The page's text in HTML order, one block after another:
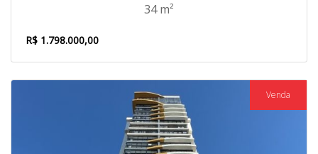
34 m²
R$ 1.798.000,00
Venda